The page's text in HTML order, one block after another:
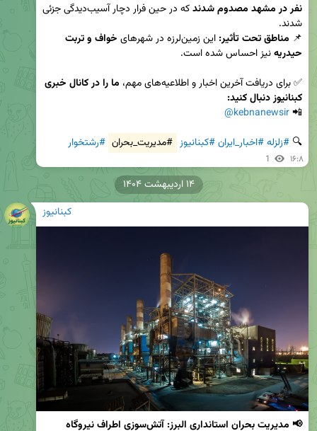
نفر در مشهد مصدوم شدند
📌 مناطق تحت تأثیر: این زمین‌لرزه در شهرهای
حیدریه
✅ برای دریافت آخرین اخبار و اطلاعیه‌های مهم،
کبنانیوز دنبال کنید:
📲
@kebnanewsir
🔍 #زلزله#اخبار_ایران#کبنانیوز #مدیریت_بحران #رشتخوار
1 ۱۶:۸
کبنانیوز
۱۴ اردیبهشت ۱۴۰۴